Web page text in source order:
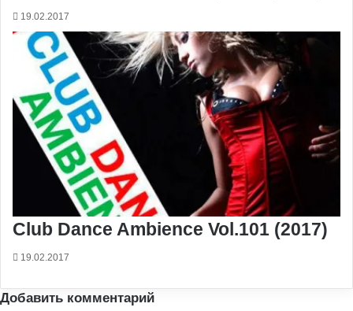
19.02.2017
Club Dance Ambience Vol.101 (2017)
19.02.2017
Добавить комментарий